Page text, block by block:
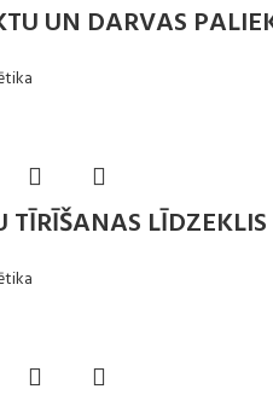
UN DARVAS
TĪRĪŠANAS LĪDZEKLIS